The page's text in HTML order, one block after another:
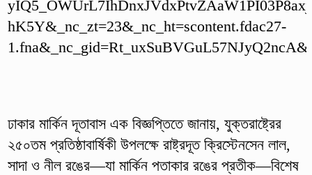
ঢাকার মার্কিন দূতাবাস এক বিজ্ঞপ্তিতে জানায়, যুক্তরাষ্ট্রের
২৫০তম প্রতিষ্ঠাবার্ষিকী উপলক্ষে রাষ্ট্রদূত ক্রিস্টেনসেন লাল,
সাদা ও নীল রঙের—যা মার্কিন পতাকার রঙের প্রতীক—বিশেষ